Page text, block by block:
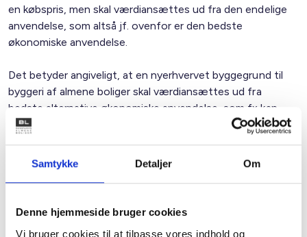
Samtykke Detaljer Om
Denne hjemmeside bruger cookies
Vi bruger cookies til at tilpasse vores indhold og
en købspris, men skal værdiansættes ud fra den endelige
anvendelse, som altså jf. ovenfor er den bedste
økonomiske anvendelse.
Det betyder angiveligt, at en nyerhvervet byggegrund til
byggeri af almene boliger skal værdiansættes ud fra
bedste alternative økonomiske anvendelse, som fx kan
være byggeri af ejerboliger. Det vil øge grundværdien
skattebetalingen ud fra denne grundværdi skal ifølge
forslaget allerede ske fra det tidspunkt, hvor grunden
nybyggeriet af almene boliger.